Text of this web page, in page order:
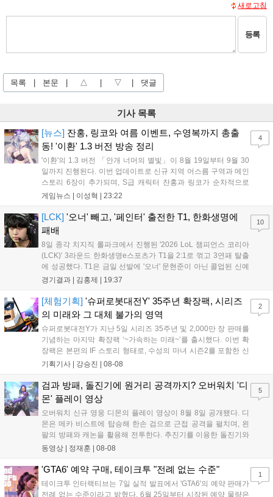
새로고침
등록
목록 본문 △ ▽ 댓글
기사 목록
[뉴스] 잔홍, 링코와 여름 이벤트, 수영복까지 총출
동! '이환' 1.3 버전 방송 정리
'이환'의 1.3 버전 「안개 너머의 별빛」이 8월 19일부터 9월 30
일까지 진행된다. 이번 업데이트로 신규 지역 어스름 구역과 메인
스토리 6장이 추가되며, S급 캐릭터 잔홍과 링코가 순차적으로
등장한다. 여름 시즌을 맞아 비치발리볼, 수상 오토바이 등 다채
의성도 강화된다. 8월 11일까지 사용 가능한 교환 코드 3종이 제
공되며, 상세 일정은 공식 채널을 통해 확인할 수 있다....
게임뉴스 | 이성혁 | 23:22
4
[LCK] '오너' 빼고, '페인터' 출전한 T1, 한화생명에
패배
8일 종각 치지직 롤파크에서 진행된 '2026 LoL 챔피언스 코리아
(LCK)' 3라운드 한화생명e스포츠가 T1을 2:1로 꺾고 3연패 탈출
에 성공했다. T1은 금일 선발에 '오너' 문현준이 아닌 콜업된 신예
'페인터' 김은후를 투입했지만, 결국 1:2로 패배하고 말았다. T1은
을 빼냈다....
경기결과 | 김홍제 | 19:37
10
[체험기획] '슈퍼로봇대전Y' 35주년 확장팩, 시리즈
의 미래와 그 대체 불가의 영역
슈퍼로봇대전Y가 지난 5일 시리즈 35주년 및 2,000만 장 판매를
기념하는 마지막 확장팩 ‘~가속하는 미래~’를 출시했다. 이번 확
장팩은 본편의 IF 스토리 형태로, 수성의 마녀 시즌2를 포함한 신
규 참전작과 크로스오버 합체기를 선보이며 작품을 완결 짓는다.
하는 몰입감 있는 서사와 조합을 구현하며 시리즈의 미래를 향한
새로운 가능성을 제시했다....
기획기사 | 강승진 | 08-08
2
검과 방패, 돌진기에 원거리 공격까지? 오버워치 '디
몬' 플레이 영상
오버워치 신규 영웅 디몬의 플레이 영상이 8월 8일 공개됐다. 디
몬은 메카 비스트에 탑승해 한손 검으로 근접 공격을 펼치며, 왼
팔의 방패와 캐논을 활용해 전투한다. 추진기를 이용한 돌진기와
참격 형태의 궁극기를 보유했고, 메카 파괴 시 맨몸으로 기관총을
산의 영웅들 업데이트를 통해 정식 출시될 예정이다....
동영상 | 정재훈 | 08-08
5
'GTA6' 예약 구매, 테이크투 "전례 없는 수준"
테이크투 인터랙티브는 7일 실적 발표에서 'GTA6'의 예약 판매가
전례 없는 수준이라고 밝혔다. 6월 25일부터 시작된 예약 물량은
1